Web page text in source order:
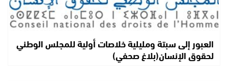
العبور إلى سبتة ومليلية خلاصات أولية للمجلس الوطني
لحقوق الإنسان(بلاغ صحفي)